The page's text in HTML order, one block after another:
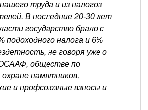
труда и из налогов
В последние 20-30 лет
государство брало с
подоходного налога и 6%
не говоря уже о
обществе по
охране памятников,
и профсоюзные взносы и